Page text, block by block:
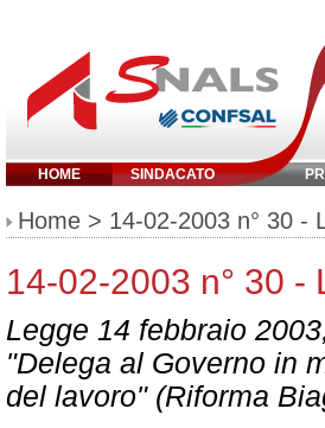
HOME SINDACATO
Inserisci parola
Home > 14-02-2003 n° 30 -
14-02-2003 n° 30 -
Legge 14 febbraio
"Delega al Governo in
del lavoro" (Riforma